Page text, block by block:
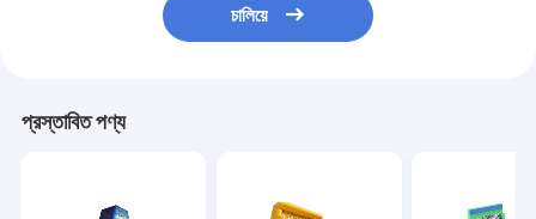
চালিয়ে
প্রস্তাবিত পণ্য